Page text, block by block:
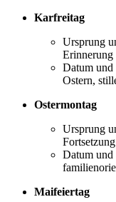
Karfreitag
Ursprung
Erinnerung
Datum
Ostern,
Ostermontag
Ursprung
Datum und
Maifeiertag